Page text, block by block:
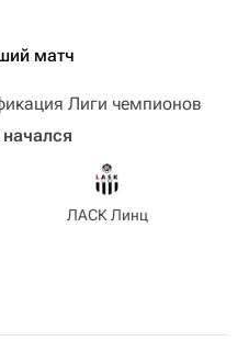
матч
Лиги чемпионов
ЛАСК Линц